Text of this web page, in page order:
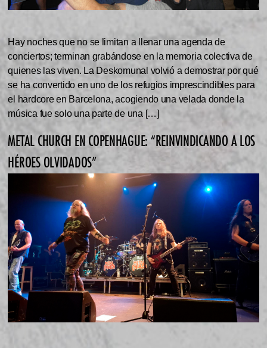
Hay noches que no se limitan a llenar una agenda de
conciertos; terminan grabándose en la memoria colectiva de
quienes las viven. La Deskomunal volvió a demostrar por qué
se ha convertido en uno de los refugios imprescindibles para
el hardcore en Barcelona, acogiendo una velada donde la
música fue solo una parte de una […]
METAL CHURCH EN COPENHAGUE: “REINVINDICANDO A LOS
HÉROES OLVIDADOS”